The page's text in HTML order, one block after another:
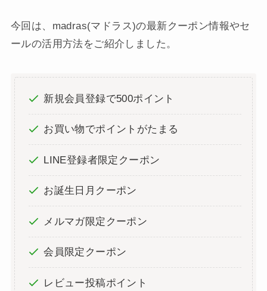
今回は、madras(マドラス)の最新クーポン情報やセ
ールの活用方法をご紹介しました。
新規会員登録で500ポイント
お買い物でポイントがたまる
LINE登録者限定クーポン
お誕生日月クーポン
メルマガ限定クーポン
会員限定クーポン
レビュー投稿ポイント